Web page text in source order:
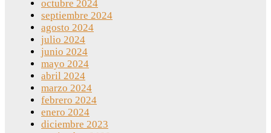
octubre 2024
septiembre 2024
agosto 2024
julio 2024
junio 2024
mayo 2024
abril 2024
marzo 2024
febrero 2024
enero 2024
diciembre 2023